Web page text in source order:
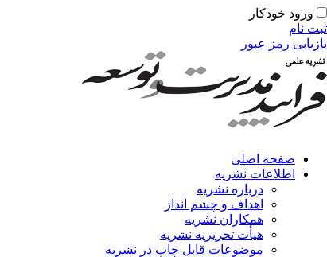
ورود خودکار
ثبت نام
بازیابی رمز عبور
صفحه اصلی
اطلاعات نشریه
درباره نشریه
اهداف و چشم انداز
همکاران نشریه
هیأت تحریریه نشریه
موضوعات قابل چاپ در نشریه